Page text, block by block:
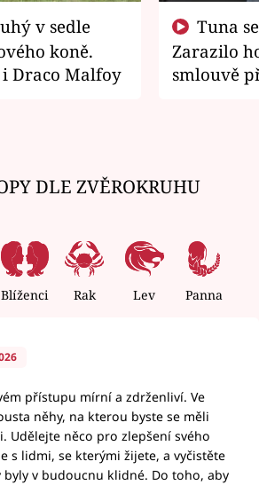
koně.
Draco Malfoy
Zarazilo
smlouvě
DLE ZVĚROKRUHU
Blíženci Rak Lev Panna
přístupu mírní a zdrženliví. Ve
něhy, na kterou byste se měli
Udělejte něco pro zlepšení svého
s lidmi, se kterými žijete, a vyčistěte
byly v budoucnu klidné. Do toho, aby